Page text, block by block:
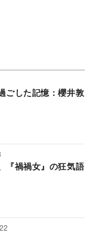
ごした記憶：櫻井敦
『禍禍女』の狂気語